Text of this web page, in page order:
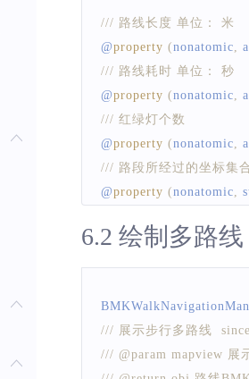
/// 路线长度 单位： 米
@property (nonatomic
/// 路线耗时 单位： 秒
@property (nonatomic
/// 红绿灯个数
@property (nonatomic
/// 路段所经过的坐标集
@property (nonatomic
@end
6.2 绘制多路线
/// 展示步行多路线
/// @param mapview 展